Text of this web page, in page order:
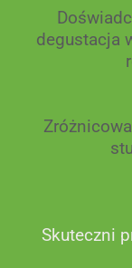
degustacja
Skuteczni